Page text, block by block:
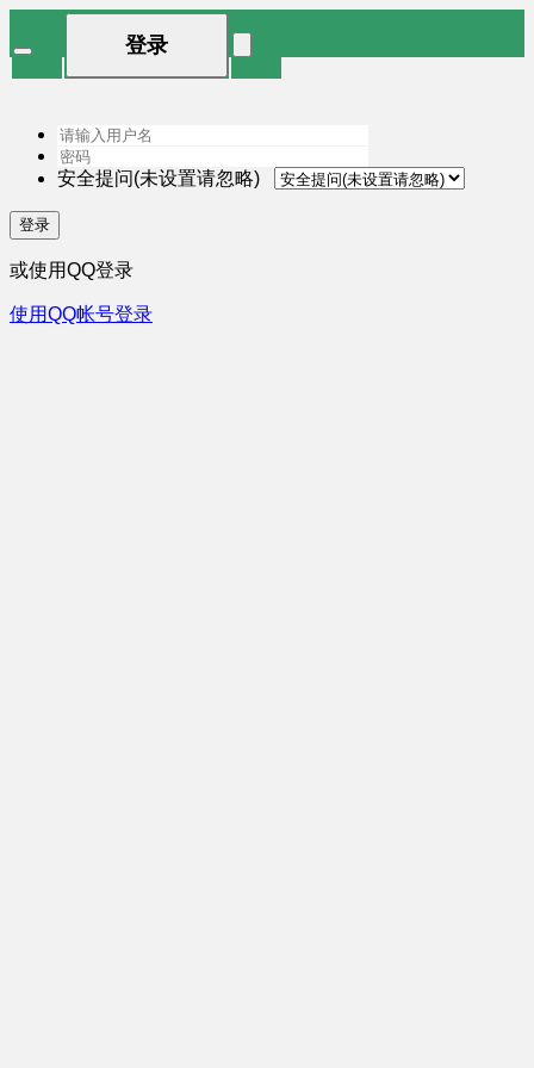
登录
安全提问(未设置请忽略)
登录
或使用QQ登录
使用QQ帐号登录